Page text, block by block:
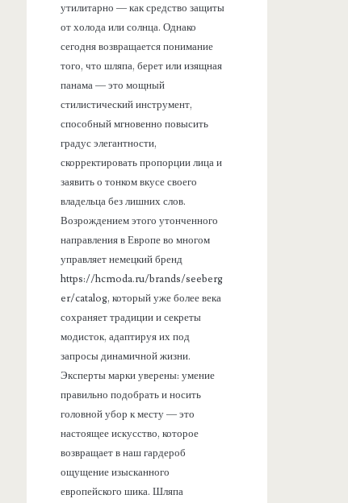
утилитарно — как средство защиты
от холода или солнца. Однако
сегодня возвращается понимание
того, что шляпа, берет или изящная
панама — это мощный
стилистический инструмент,
способный мгновенно повысить
градус элегантности,
скорректировать пропорции лица и
заявить о тонком вкусе своего
владельца без лишних слов.
Возрождением этого утонченного
направления в Европе во многом
управляет немецкий бренд
https://hcmoda.ru/brands/seeberg
er/catalog, который уже более века
сохраняет традиции и секреты
модисток, адаптируя их под
запросы динамичной жизни.
Эксперты марки уверены: умение
правильно подобрать и носить
головной убор к месту — это
настоящее искусство, которое
возвращает в наш гардероб
ощущение изысканного
европейского шика. Шляпа